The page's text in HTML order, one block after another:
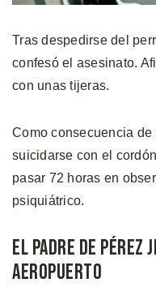
Tras despedirse del
confesó el asesinato.
con unas tijeras.
Como consecuencia
suicidarse con el
pasar 72 horas en
psiquiátrico.
El Padre de Pérez
Aeropuerto